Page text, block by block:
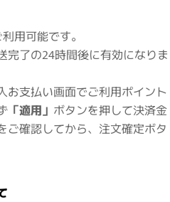
用可能です。
完了の24時間後に有効になりま
お支払い画面でご利用ポイント
「適用」 ボタンを押して決済金
ご確認してから、注文確定ボタ